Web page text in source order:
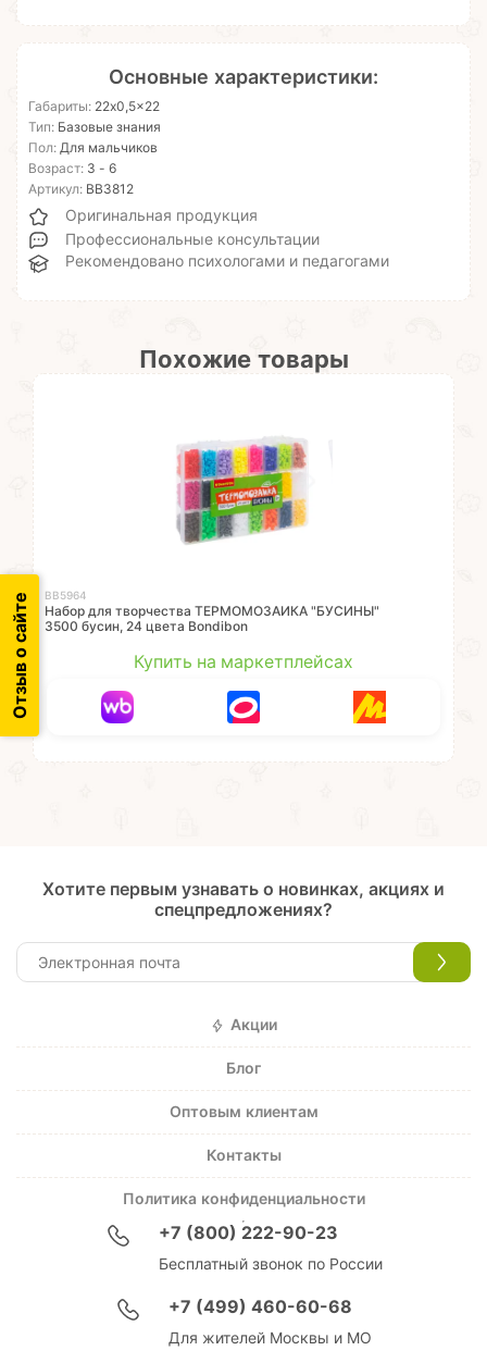
Основные характеристики:
Габариты: 22x0,5x22
Тип: Базовые знания
Пол: Для мальчиков
Возраст: 3 - 6
Артикул: ВВ3812
Оригинальная продукция
Профессиональные консультации
Рекомендовано психологами и педагогами
Похожие товары
ВВ5964
Набор для творчества ТЕРМОМОЗАИКА "БУСИНЫ"
3500 бусин, 24 цвета Bondibon
Купить на маркетплейсах
Отзыв о сайте
Хотите первым узнавать о новинках, акциях и
спецпредложениях?
Акции
Блог
Оптовым клиентам
Контакты
Политика конфиденциальности
+7 (800) 222-90-23
Бесплатный звонок по России
+7 (499) 460-60-68
Для жителей Москвы и МО